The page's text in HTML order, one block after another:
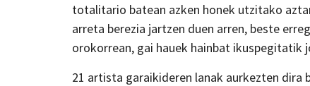
totalitario batean azken honek utzitako
arreta berezia jartzen duen arren, beste
orokorrean, gai hauek hainbat
21 artista garaikideren lanak aurkezten